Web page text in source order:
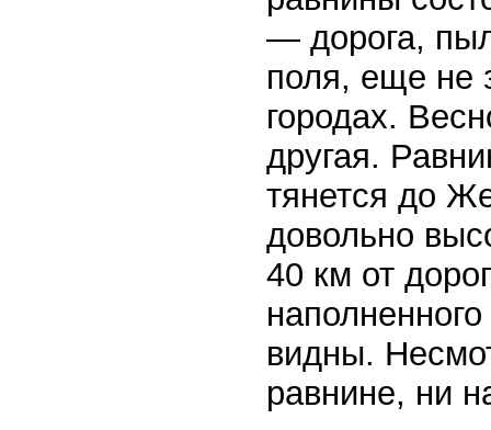
— дорога,
поля, еще не
городах.
другая.
тянется до
довольно
40 км от
видны.
равнине, ни